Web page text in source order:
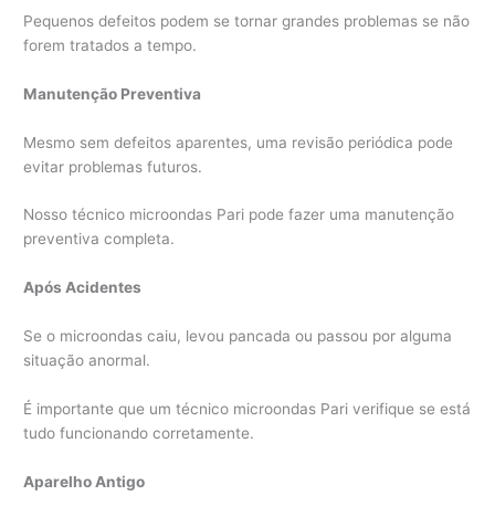
Pequenos defeitos podem se tornar grandes problemas se não
forem tratados a tempo.
Manutenção Preventiva
Mesmo sem defeitos aparentes, uma revisão periódica pode
evitar problemas futuros.
Nosso técnico microondas Pari pode fazer uma manutenção
preventiva completa.
Após Acidentes
Se o microondas caiu, levou pancada ou passou por alguma
situação anormal.
É importante que um técnico microondas Pari verifique se está
tudo funcionando corretamente.
Aparelho Antigo